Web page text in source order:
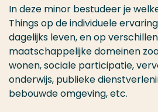
In deze minor bestudeer je
Things op de individuele
dagelijks leven, en op
maatschappelijke domeinen
wonen, sociale participatie,
onderwijs, publieke
bebouwde omgeving, etc.